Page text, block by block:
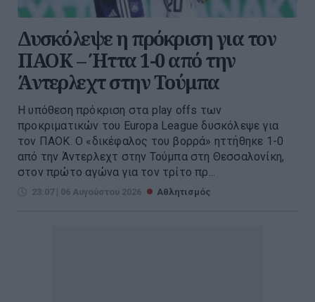
Δυσκόλεψε η πρόκριση για τον
ΠΑΟΚ – Ήττα 1-0 από την
Άντερλεχτ στην Τούμπα
Η υπόθεση πρόκριση στα play offs των
προκριματικών του Europa League δυσκόλεψε για
τον ΠΑΟΚ. Ο «δικέφαλος του βορρά» ηττήθηκε 1-0
από την Άντερλεχτ στην Τούμπα στη Θεσσαλονίκη,
στον πρώτο αγώνα για τον τρίτο πρ...
23:07 | 06 Αυγούστου 2026 Αθλητισμός